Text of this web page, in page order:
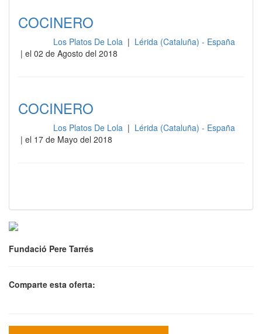
COCINERO
Los Platos De Lola | Lérida (Cataluña) - España
| el 02 de Agosto del 2018
COCINERO
Los Platos De Lola | Lérida (Cataluña) - España
| el 17 de Mayo del 2018
Fundació Pere Tarrés
Comparte esta oferta: